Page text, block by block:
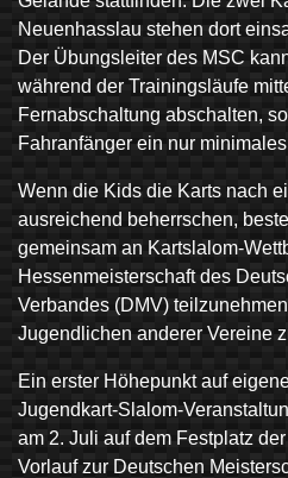
Neuenhasslau stehen dort
Der Übungsleiter des MSC
während der Trainingsläufe
Fernabschaltung abschalten,
Fahranfänger ein nur
Wenn die Kids die Karts nach
ausreichend beherrschen,
gemeinsam an Kartslalom-
Hessenmeisterschaft des
Verbandes (DMV)
Jugendlichen anderer Vereine
Ein erster Höhepunkt auf
Jugendkart-Slalom-
am 2. Juli auf dem Festplatz
Vorlauf zur Deutschen